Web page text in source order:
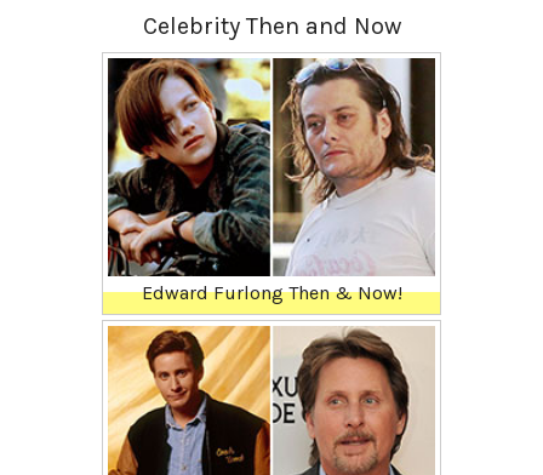
Celebrity Then and Now
Edward Furlong Then & Now!